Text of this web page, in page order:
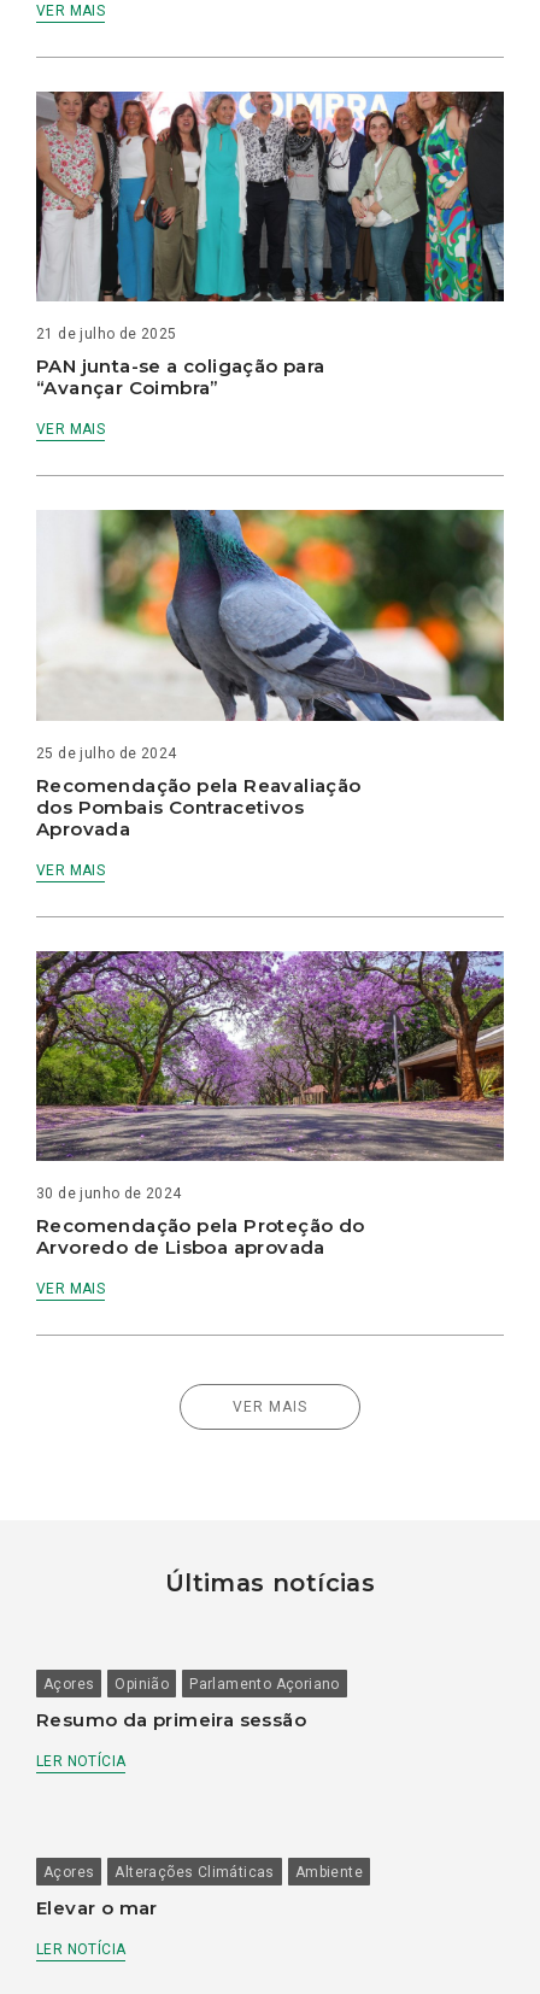
VER MAIS
21 de julho de 2025
PAN junta-se a coligação para
“Avançar Coimbra”
VER MAIS
25 de julho de 2024
Recomendação pela Reavaliação
dos Pombais Contracetivos
Aprovada
VER MAIS
30 de junho de 2024
Recomendação pela Proteção do
Arvoredo de Lisboa aprovada
VER MAIS
VER MAIS
Últimas notícias
Açores Opinião Parlamento Açoriano
Resumo da primeira sessão
LER NOTÍCIA
Açores Alterações Climáticas Ambiente
Elevar o mar
LER NOTÍCIA